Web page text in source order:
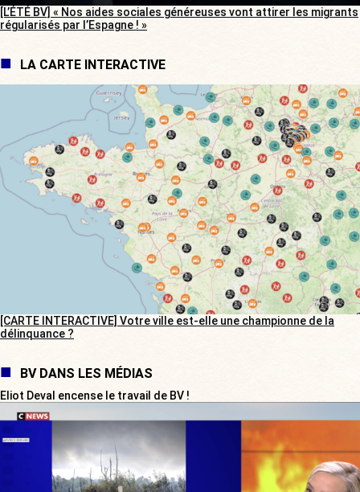
[L’ÉTÉ BV] « Nos aides sociales généreuses vont attirer les migrants
régularisés par l’Espagne ! »
LA CARTE INTERACTIVE
[CARTE INTERACTIVE] Votre ville est-elle une championne de la
délinquance ?
BV DANS LES MÉDIAS
Eliot Deval encense le travail de BV !